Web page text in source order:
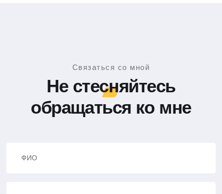
Связаться со мной
Не стесняйтесь
обращаться ко мне